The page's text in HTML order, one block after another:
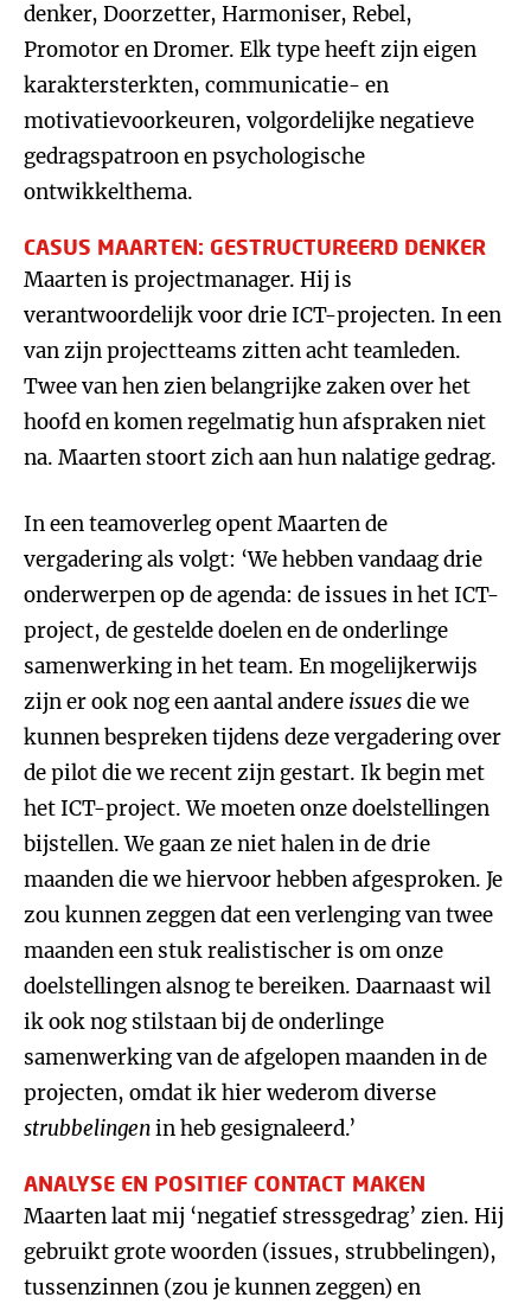
denker, Doorzetter, Harmoniser, Rebel,
Promotor en Dromer. Elk type heeft zijn eigen
karaktersterkten, communicatie- en
motivatievoorkeuren, volgordelijke negatieve
gedragspatroon en psychologische
ontwikkelthema.
CASUS MAARTEN: GESTRUCTUREERD DENKER
Maarten is projectmanager. Hij is
verantwoordelijk voor drie ICT-projecten. In een
van zijn projectteams zitten acht teamleden.
Twee van hen zien belangrijke zaken over het
hoofd en komen regelmatig hun afspraken niet
na. Maarten stoort zich aan hun nalatige gedrag.
In een teamoverleg opent Maarten de
vergadering als volgt: ‘We hebben vandaag drie
onderwerpen op de agenda: de issues in het ICT-
project, de gestelde doelen en de onderlinge
samenwerking in het team. En mogelijkerwijs
zijn er ook nog een aantal andere issuesdie we
kunnen bespreken tijdens deze vergadering over
de pilot die we recent zijn gestart. Ik begin met
het ICT-project. We moeten onze doelstellingen
bijstellen. We gaan ze niet halen in de drie
maanden die we hiervoor hebben afgesproken. Je
zou kunnen zeggen dat een verlenging van twee
maanden een stuk realistischer is om onze
doelstellingen alsnog te bereiken. Daarnaast wil
ik ook nog stilstaan bij de onderlinge
samenwerking van de afgelopen maanden in de
projecten, omdat ik hier wederom diverse
strubbelingenin heb gesignaleerd.’
ANALYSE EN POSITIEF CONTACT MAKEN
Maarten laat mij ‘negatief stressgedrag’ zien. Hij
gebruikt grote woorden (issues, strubbelingen),
tussenzinnen (zou je kunnen zeggen) en